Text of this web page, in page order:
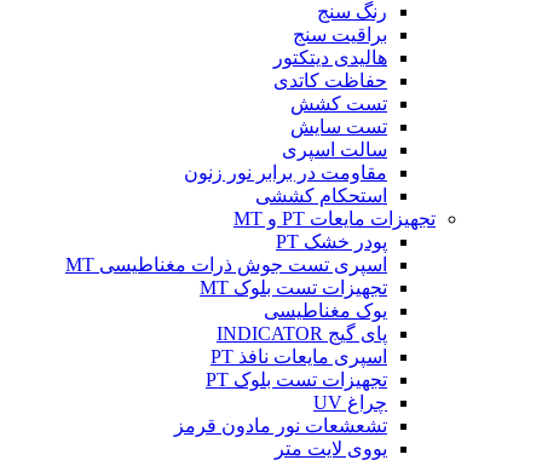
رنگ سنج
براقیت سنج
هالیدی دیتکتور
حفاظت کاتدی
تست کشش
تست سایش
سالت اسپری
مقاومت در برابر نور زنون
استحکام کششی
تجهیزات مایعات PT و MT
پودر خشک PT
اسپری تست جوش ذرات مغناطیسی MT
تجهیزات تست بلوک MT
یوک مغناطیسی
پای گیج INDICATOR
اسپری مایعات نافذ PT
تجهیزات تست بلوک PT
چراغ UV
تشعشعات نور مادون قرمز
یووی لایت متر